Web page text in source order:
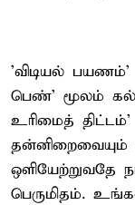
'விடியல் பயணம்'
பெண்' மூலம்
உரிமைத்
ஒளியேற்றுவதே
பெருமிதம்.